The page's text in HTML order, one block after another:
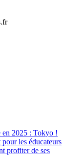
en 2025 : Tokyo !
les éducateurs
profiter de ses